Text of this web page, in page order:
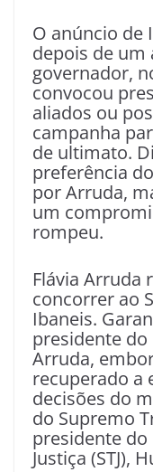
O anúncio de
depois de um
governador,
convocou
aliados ou
campanha
de ultimato.
preferência
por Arruda,
um
rompeu.
Flávia Arruda
concorrer ao
Ibaneis.
presidente do
Arruda,
recuperado a
decisões do
do Supremo
presidente
Justiça (STJ),